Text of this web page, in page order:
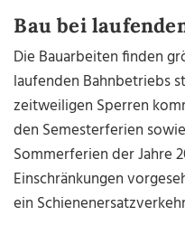
Bau bei
Die Bauarbeiten finden
laufenden Bahnbetriebs
zeitweiligen Sperren
den Semesterferien
Sommerferien der Jahre
Einschränkungen
ein